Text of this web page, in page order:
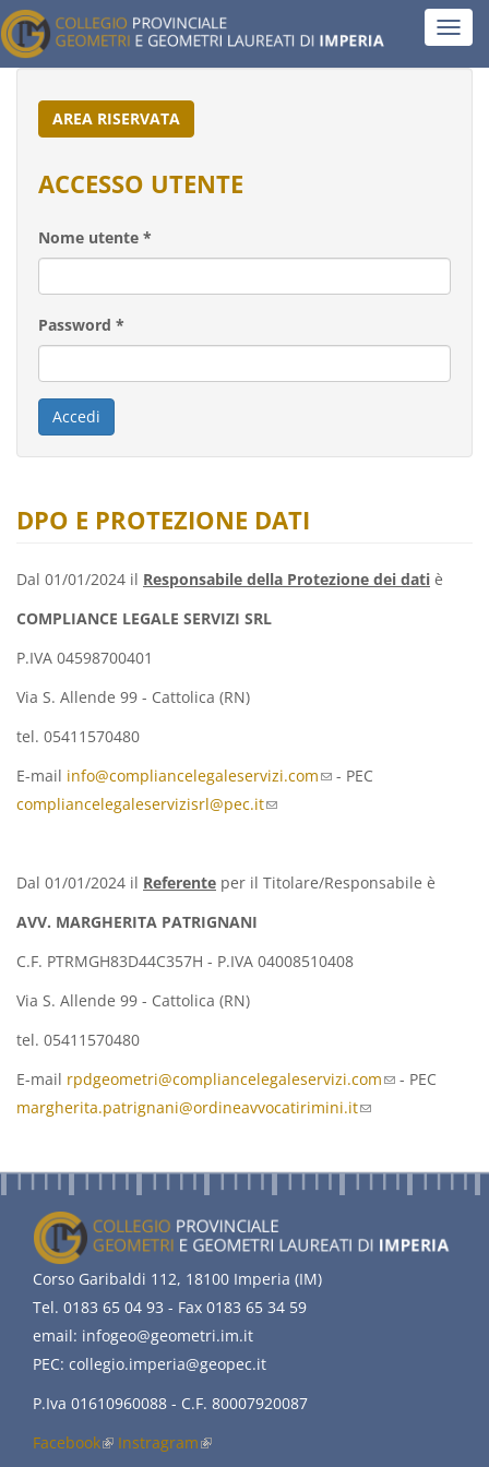
Salta
al
contenuto
principale
AREA RISERVATA
ACCESSO UTENTE
Nome utente *
Password *
Accedi
DPO E PROTEZIONE DATI
Dal 01/01/2024 il Responsabile della Protezione dei dati è
COMPLIANCE LEGALE SERVIZI SRL
P.IVA 04598700401
Via S. Allende 99 - Cattolica (RN)
tel. 05411570480
E-mail info@compliancelegaleservizi.com(link- PEC
compliancelegaleservizisrl@pec.it(link
mail)
Dal 01/01/2024 il Referente per il Titolare/Responsabile è
AVV. MARGHERITA PATRIGNANI
C.F. PTRMGH83D44C357H - P.IVA 04008510408
Via S. Allende 99 - Cattolica (RN)
tel. 05411570480
E-mail rpdgeometri@compliancelegaleservizi.com(link- PEC
margherita.patrignani@ordineavvocatirimini.it(link
mail)
Corso Garibaldi 112, 18100 Imperia (IM)
Tel. 0183 65 04 93 - Fax 0183 65 34 59
email: infogeo@geometri.im.it
PEC: collegio.imperia@geopec.it
P.Iva 01610960088 - C.F. 80007920087
Facebook(linkInstragram(link